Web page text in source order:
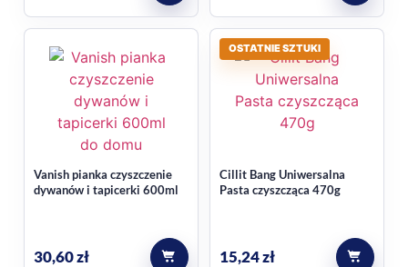
Vanish pianka czyszczenie
dywanów i tapicerki 600ml
30,60zł
OSTATNIE SZTUKI
Cillit Bang Uniwersalna
Pasta czyszcząca 470g
15,24zł